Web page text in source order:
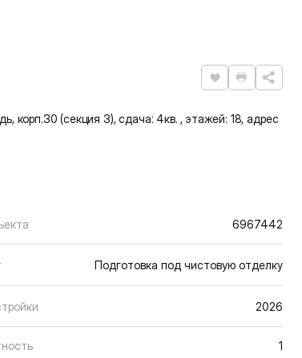
Нравится
корп.30 (секция 3), сдача: 4кв. , этажей: 18, адрес
6967442
Подготовка под чистовую отделку
2026
1